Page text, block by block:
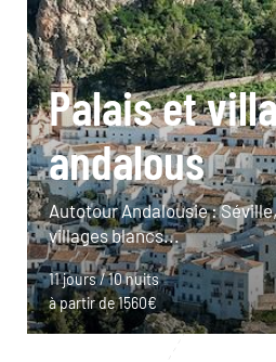
Palais et
andalous
Autotour Andalousie :
villages blancs...
11 jours / 10 nuits
à partir de 1560€